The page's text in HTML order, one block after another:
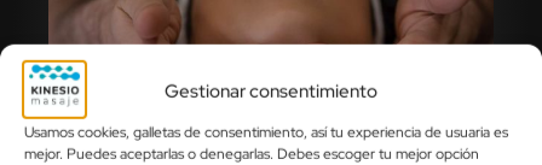
Gestionar consentimiento
Usamos cookies, galletas de consentimiento, así tu experiencia de usuaria es
mejor. Puedes aceptarlas o denegarlas. Debes escoger tu mejor opción